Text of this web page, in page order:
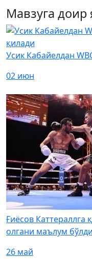
Мавзуга доир
Усик Кабайелдан
02 июн
Ғиёсов
олгани маълум бўлди
26 май